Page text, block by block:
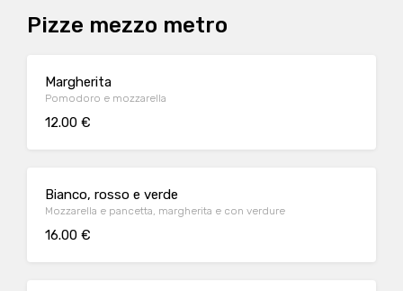
Pizze mezzo metro
Margherita
Pomodoro e mozzarella
12.00 €
Bianco, rosso e verde
Mozzarella e pancetta, margherita e con verdure
16.00 €